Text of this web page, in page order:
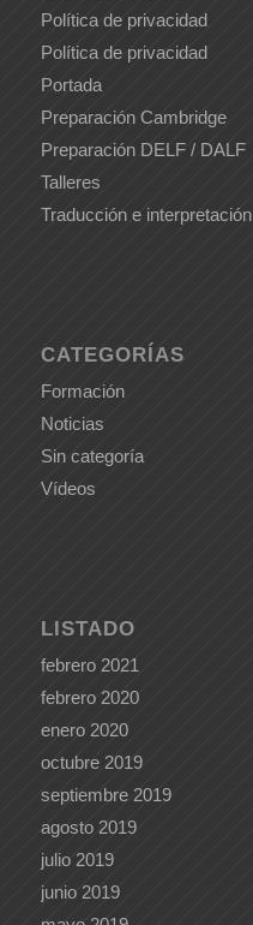
Política de privacidad
Política de privacidad
Portada
Preparación Cambridge
Preparación DELF / DALF
Talleres
Traducción e interpretación
CATEGORÍAS
Formación
Noticias
Sin categoría
Vídeos
LISTADO
febrero 2021
febrero 2020
enero 2020
octubre 2019
septiembre 2019
agosto 2019
julio 2019
junio 2019